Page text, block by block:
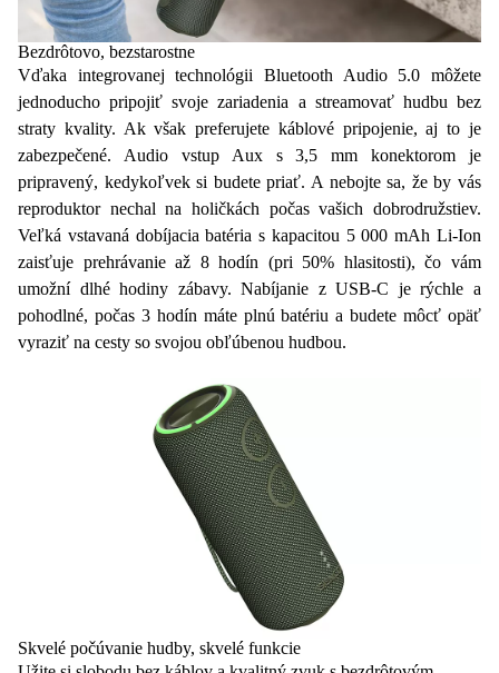
Bezdrôtovo, bezstarostne
Vďaka integrovanej technológii Bluetooth Audio 5.0 môžete
jednoducho pripojiť svoje zariadenia a streamovať hudbu bez
straty kvality. Ak však preferujete káblové pripojenie, aj to je
zabezpečené. Audio vstupAux s 3,5 mmkonektorom je
pripravený, kedykoľvek si budete priať. A nebojte sa, že by vás
reproduktor nechal na holičkách počas vašich dobrodružstiev.
Veľká vstavaná dobíjacia batéria s kapacitou 5 000 mAh Li-Ion
zaisťuje prehrávanie až 8 hodín (pri 50% hlasitosti), čo vám
umožní dlhé hodiny zábavy. Nabíjanie zUSB-C je rýchle a
pohodlné, počas 3 hodín máte plnú batériu a budete môcť opäť
vyraziť na cesty so svojou obľúbenou hudbou.
Skvelé počúvanie hudby, skvelé funkcie